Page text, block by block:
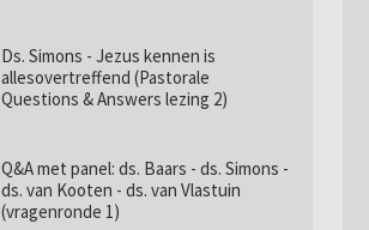
Ds. Simons - Jezus kennen is
allesovertreffend (Pastorale
Questions & Answers lezing 2)
Q&A met panel: ds. Baars - ds. Simons -
ds. van Kooten - ds. van Vlastuin
(vragenronde 1)